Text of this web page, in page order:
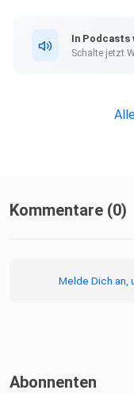
In Podcasts
Schalte jetzt
Kommentare (0)
Melde Dich an,
Abonnenten